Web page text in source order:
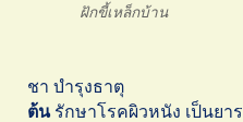
ฝักขี้เหล็กบ้าน
ชา บำรุงธาตุ
ต้นรักษาโรคผิวหนัง เป็นยา